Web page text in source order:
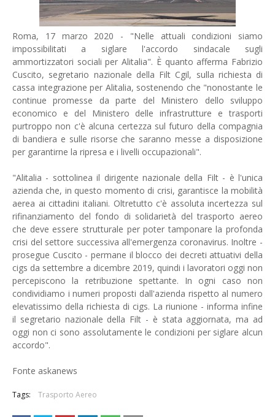
Roma, 17 marzo 2020 - "Nelle attuali condizioni siamo
impossibilitati a siglare l'accordo sindacale sugli
ammortizzatori sociali per Alitalia". È quanto afferma Fabrizio
Cuscito, segretario nazionale della Filt Cgil, sulla richiesta di
cassa integrazione per Alitalia, sostenendo che "nonostante le
continue promesse da parte del Ministero dello sviluppo
economico e del Ministero delle infrastrutture e trasporti
purtroppo non c'è alcuna certezza sul futuro della compagnia
di bandiera e sulle risorse che saranno messe a disposizione
per garantirne la ripresa e i livelli occupazionali".
"Alitalia - sottolinea il dirigente nazionale della Filt - è l'unica
azienda che, in questo momento di crisi, garantisce la mobilità
aerea ai cittadini italiani. Oltretutto c'è assoluta incertezza sul
rifinanziamento del fondo di solidarietà del trasporto aereo
che deve essere strutturale per poter tamponare la profonda
crisi del settore successiva all'emergenza coronavirus. Inoltre -
prosegue Cuscito - permane il blocco dei decreti attuativi della
cigs da settembre a dicembre 2019, quindi i lavoratori oggi non
percepiscono la retribuzione spettante. In ogni caso non
condividiamo i numeri proposti dall'azienda rispetto al numero
elevatissimo della richiesta di cigs. La riunione - informa infine
il segretario nazionale della Filt - è stata aggiornata, ma ad
oggi non ci sono assolutamente le condizioni per siglare alcun
accordo".
Fonte askanews
Tags: Trasporto Aereo